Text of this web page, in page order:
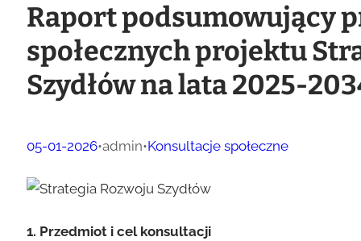
Raport podsumowujący
społecznych projektu
Szydłów na lata 2025-
05-01-2026•admin•Konsultacje społeczne
1. Przedmiot i cel konsultacji